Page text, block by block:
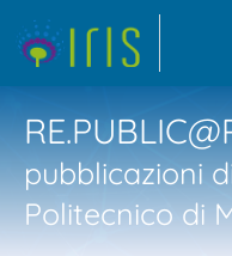
pubblicazioni
Politecnico di